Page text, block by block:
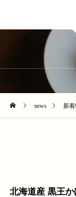
news 新着
北海道産 黒王